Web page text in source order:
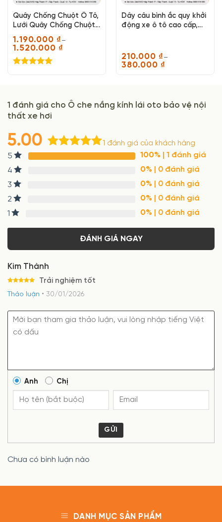
Quây Chống Chuột Ô Tô,
Lưới Quây Chống Chuột
Cao Cấp Loại
1.190.000 ₫ –
1.520.000 ₫
giá:
Dây câu bình ắc quy khởi
động xe ô tô cao cấp,
210.000 ₫ –
380.000 ₫
380.000 ₫
1 đánh giá cho Ô che nắng kính lái oto bảo vệ nội
thất xe hơi
5.00 1 đánh giá của khách hàng
5 100% | 1 đánh giá
4
0% | 0 đánh giá
3
0% | 0 đánh giá
2
0% | 0 đánh giá
1
0% | 0 đánh giá
ĐÁNH GIÁ NGAY
Kim Thành
hạng5
5
Trải nghiệm tốt
Thảo luận • 30/01/2026
Anh Chị
GỬI
Chưa có bình luận nào
DANH MỤC SẢN PHẨM